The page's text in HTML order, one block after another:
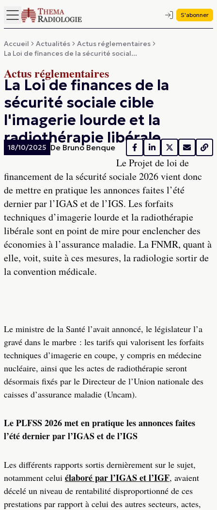
S'abonner
Accueil Actualités
Actus réglementaires
La Loi de finances de la sécurité social...
Actus réglementaires
La Loi de finances de la
sécurité sociale cible
l'imagerie lourde et la
radiothérapie libérale
18/10/2025 De Bruno Benque
Le Projet de loi de
financement de la sécurité sociale 2026 vient donc
de mettre en pratique les annonces faites l’été
dernier par l’IGAS et de l’IGS. Les forfaits
techniques d’imagerie lourde et la radiothérapie
libérale sont en point de mire pour enclencher des
économies à l’assurance maladie. La FNMR, quant à
elle, voit, suite à ces mesures, la radiologie sortir de
la convention médicale.
Le ministre de la Santé l’avait annoncé, le législateur l’a
gravé dans le marbre : les tarifs qui valorisent les forfaits
techniques d’imagerie en coupe, y compris en médecine
nucléaire, ainsi que les actes de radiothérapie seront
désormais fixés par le Directeur de l’Union nationale des
caisses d’assurance maladie (Uncam).
Le PLFSS 2026 met en pratique les annonces faites
l’été dernier par l’IGAS et de l’IGS
Les différents rapports sortis dernièrement sur le sujet,
notamment celui élaboré par l’IGAS et l’IGF, avaient
décelé un niveau de rentabilité disproportionné de ces
prestations par rapport à celui des autres secteurs, actes,